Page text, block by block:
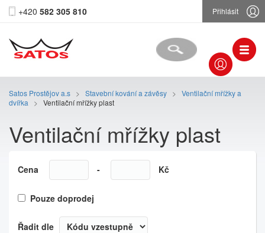
+420 582 305 810 Přihlásit
Satos Prostějov a.s > Stavební kování a závěsy >
Ventilační mřížky a
dvířka
> Ventilační mřížky plast
Ventilační mřížky plast
Cena - Kč
Pouze doprodej
Řadit dle